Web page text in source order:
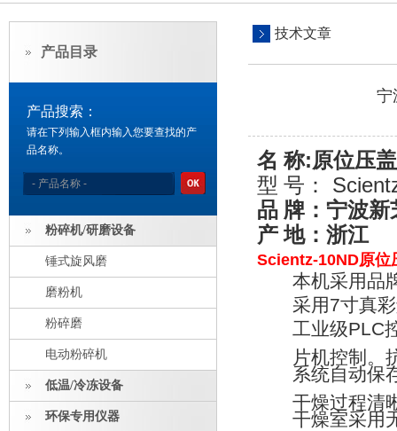
产品目录
产品搜索：
请在下列输入框内输入您要查找的产
品名称。
粉碎机/研磨设备
锤式旋风磨
磨粉机
粉碎磨
电动粉碎机
低温/冷冻设备
环保专用仪器
技术文章
宁
名 称:原位压
型 号：
品 牌：宁波新
产 地：浙江
Scientz-10ND原位
本机采用品
采用7寸真
工业级PLC
片机控制。
系统自动保
干燥过程清
干燥室采用